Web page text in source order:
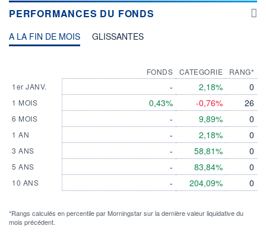
PERFORMANCES DU FONDS
A LA FIN DE MOIS GLISSANTES
1er JANV.
1 MOIS
6 MOIS
1 AN
3 ANS
5 ANS
10 ANS
FONDS
-
0,43%
-
-
-
-
-
CATEGORIE
2,18%
-0,76%
9,89%
2,18%
58,81%
83,84%
204,09%
RANG*
0
26
0
0
0
0
0
*Rangs calculés en percentile par Morningstar sur la dernière valeur liquidative du
mois précédent.